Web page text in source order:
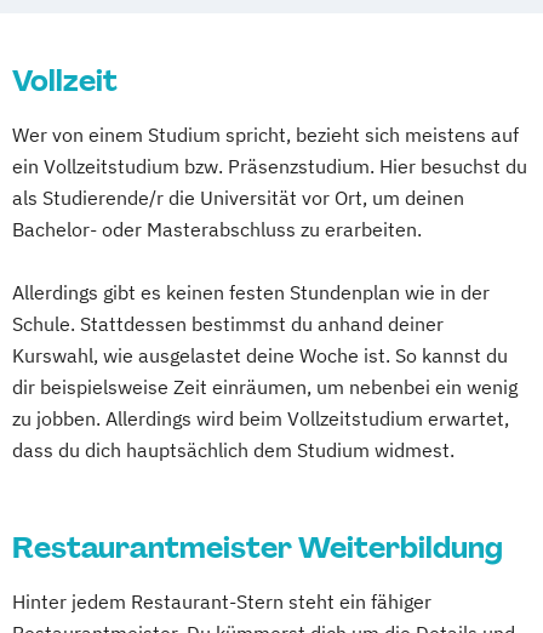
Vollzeit
Wer von einem Studium spricht, bezieht sich meistens auf
ein Vollzeitstudium bzw. Präsenzstudium. Hier besuchst du
als Studierende/r die Universität vor Ort, um deinen
Bachelor- oder Masterabschluss zu erarbeiten.
Allerdings gibt es keinen festen Stundenplan wie in der
Schule. Stattdessen bestimmst du anhand deiner
Kurswahl, wie ausgelastet deine Woche ist. So kannst du
dir beispielsweise Zeit einräumen, um nebenbei ein wenig
zu jobben. Allerdings wird beim Vollzeitstudium erwartet,
dass du dich hauptsächlich dem Studium widmest.
Restaurantmeister Weiterbildung
Hinter jedem Restaurant-Stern steht ein fähiger